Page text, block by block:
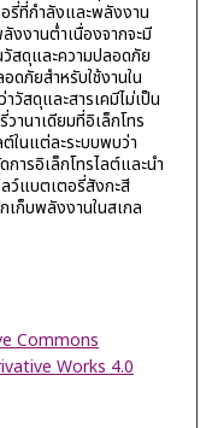
รี่ที่กำลังและพลังงาน
งงานต่ำเนื่องจากจะมี
สดุและความปลอดภัย
ดภัยสำหรับใช้งานใน
วัสดุและสารเคมีไม่เป็น
านาเดียมที่อิเล็กโทร
ในแต่ละระบบพบว่า
ารอิเล็กโทรไลต์และนำ
ว์แบตเตอรี่สังกะสี
เก็บพลังงานในสเกล
Commons
Works 4.0